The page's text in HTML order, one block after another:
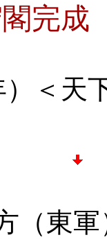
完成
）＜天
（東